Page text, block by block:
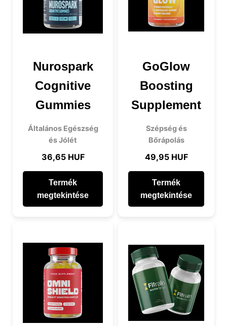
Nurospark
Cognitive
Gummies
Általános Egészség
és Jólét
36,65 HUF
Termék
megtekintése
GoGlow
Boosting
Supplement
Szépség és
Bőrápolás
49,95 HUF
Termék
megtekintése